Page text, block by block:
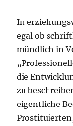
In
egal ob
mündlich in
die
zu
eigentliche